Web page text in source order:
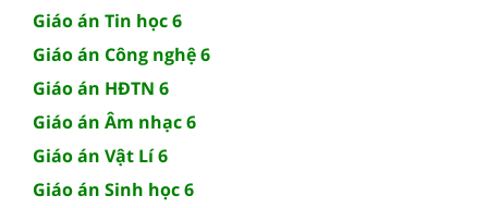
Giáo án Tin học 6
Giáo án Công nghệ 6
Giáo án HĐTN 6
Giáo án Âm nhạc 6
Giáo án Vật Lí 6
Giáo án Sinh học 6